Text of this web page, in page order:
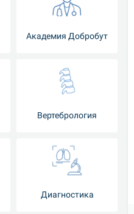
Академия Добробут
Вертебрология
Диагностика